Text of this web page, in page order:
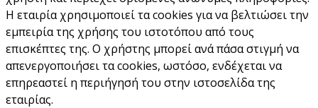
Η εταιρία χρησιμοποιεί τα cookies για να βελτιώσει την
εμπειρία της χρήσης του ιστοτόπου από τους
επισκέπτες της. Ο χρήστης μπορεί ανά πάσα στιγμή να
απενεργοποιήσει τα cookies, ωστόσο, ενδέχεται να
επηρεαστεί η περιήγησή του στην ιστοσελίδα της
εταιρίας.